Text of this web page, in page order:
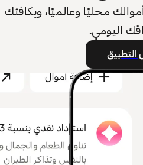
محليًا وعالميًا، ويكافئك
اليومي.
التطبيق